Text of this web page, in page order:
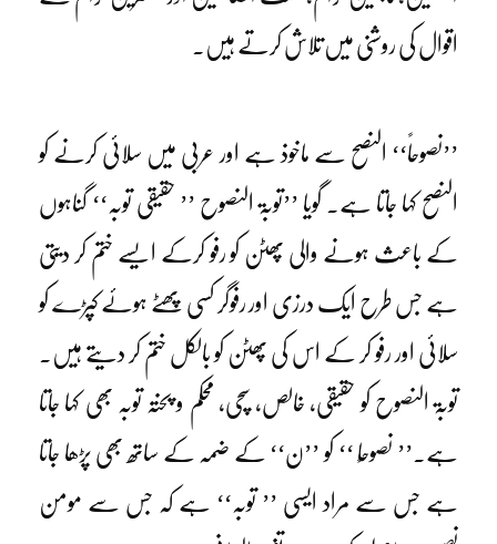
اقوال کی روشنی میں تلاش کرتے ہیں۔
’’نصوحاً‘‘ النصح سے ماخوذ ہے اور عربی میں سلائی کرنے کو
النصح کہا جاتا ہے۔ گویا ’’توبۃ النصوح ’’ حقیقی توبہ‘‘ گناہوں
کے باعث ہونے والی پھٹن کو رفو کرکے ایسے ختم کر دیتی
ہے جس طرح ایک درزی اور رفوگر کسی پھٹے ہوئے کپڑے کو
سلائی اور رفو کر کے اس کی پھٹن کو بالکل ختم کر دیتے ہیں۔
توبۃ النصوح کو حقیقی، خالص، سچی، محکم و پختہ توبہ بھی کہا جاتا
ہے۔’’ نصوحًا ‘‘ کو ’’ن‘‘ کے ضمہ کے ساتھ بھی پڑھا جاتا
ہے جس سے مراد ایسی ’’ توبہ‘‘ ہے کہ جس سے مومن